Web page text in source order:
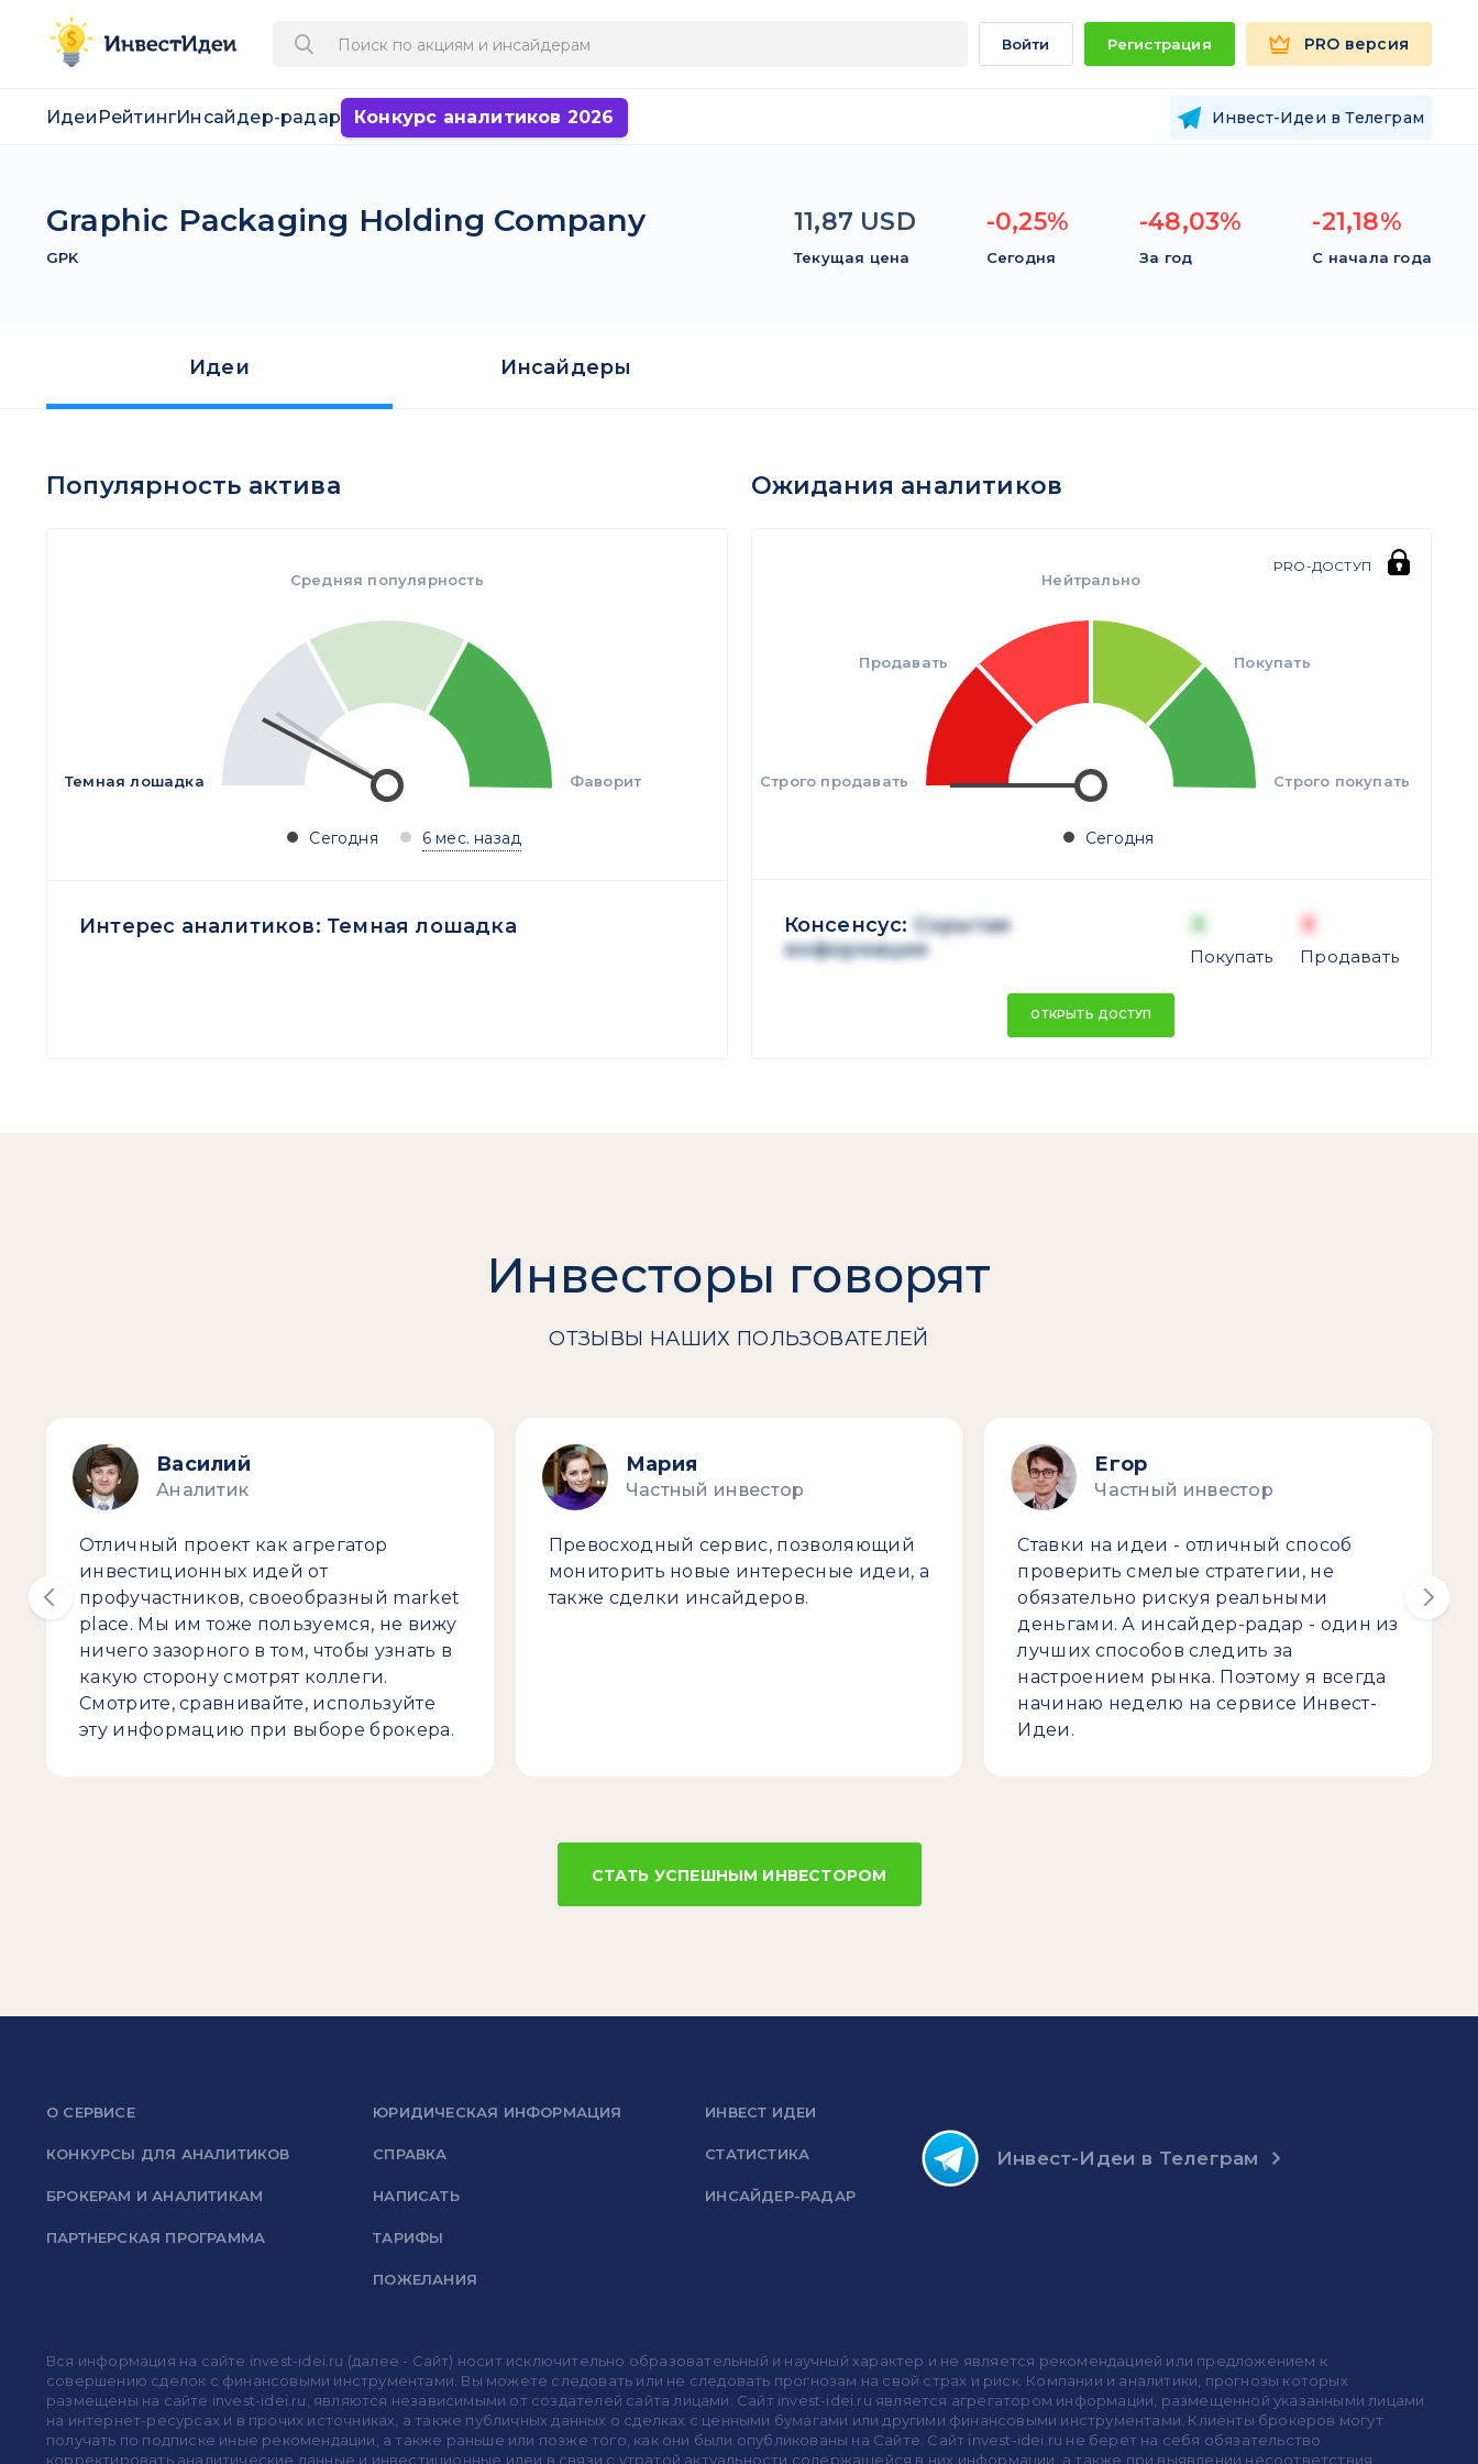
Войти Регистрация PRO версия
Идеи РейтингИнсайдер-радар Конкурс аналитиков 2026 Инвест-Идеи в Телеграм
Graphic Packaging Holding Company
GPK
11,87 USD
Текущая цена
-0,25%
Сегодня
-48,03%
За год
-21,18%
С начала года
Идеи Инсайдеры
Популярность актива
Темная лошадка Фаворит
Средняя популярность
Сегодня 6 мес. назад
Интерес аналитиков: Темная лошадка
Ожидания аналитиков
PRO-ДОСТУП
Строго продавать
Продавать
Нейтрально
Покупать
Строго покупать
Сегодня
Консенсус:
Скрытая
информация
X
Покупать
X
Продавать
ОТКРЫТЬ ДОСТУП
Инвесторы говорят
ОТЗЫВЫ НАШИХ ПОЛЬЗОВАТЕЛЕЙ
Василий
Аналитик
Отличный проект как агрегатор
инвестиционных идей от
профучастников, своеобразный market
place. Мы им тоже пользуемся, не вижу
ничего зазорного в том, чтобы узнать в
какую сторону смотрят коллеги.
Смотрите, сравнивайте, используйте
эту информацию при выборе брокера.
Мария
Частный инвестор
Превосходный сервис, позволяющий
мониторить новые интересные идеи, а
также сделки инсайдеров.
Егор
Частный инвестор
Ставки на идеи - отличный способ
проверить смелые стратегии, не
обязательно рискуя реальными
деньгами. А инсайдер-радар - один из
лучших способов следить за
настроением рынка. Поэтому я всегда
начинаю неделю на сервисе Инвест-
Идеи.
СТАТЬ УСПЕШНЫМ ИНВЕСТОРОМ
Инвест-Идеи в Телеграм
О СЕРВИСЕ
КОНКУРСЫ ДЛЯ АНАЛИТИКОВ
БРОКЕРАМ И АНАЛИТИКАМ
ПАРТНЕРСКАЯ ПРОГРАММА
ЮРИДИЧЕСКАЯ ИНФОРМАЦИЯ
СПРАВКА
НАПИСАТЬ
ТАРИФЫ
ПОЖЕЛАНИЯ
ИНВЕСТ ИДЕИ
СТАТИСТИКА
ИНСАЙДЕР-РАДАР
Вся информация на сайте invest-idei.ru (далее - Сайт) носит исключительно образовательный и научный характер и не является рекомендацией или предложением к
совершению сделок с финансовыми инструментами. Вы можете следовать или не следовать прогнозам на свой страх и риск. Компании и аналитики, прогнозы которых
размещены на сайте invest-idei.ru, являются независимыми от создателей сайта лицами. Сайт invest-idei.ru является агрегатором информации, размещенной указанными лицами
на интернет-ресурсах и в прочих источниках, а также публичных данных о сделках с ценными бумагами или другими финансовыми инструментами. Клиенты брокеров могут
получать по подписке иные рекомендации, а также раньше или позже того, как они были опубликованы на Сайте. Сайт invest-idei.ru не берет на себя обязательство
корректировать аналитические данные и инвестиционные идеи в связи с утратой актуальности содержащейся в них информации, а также при выявлении несоответствия